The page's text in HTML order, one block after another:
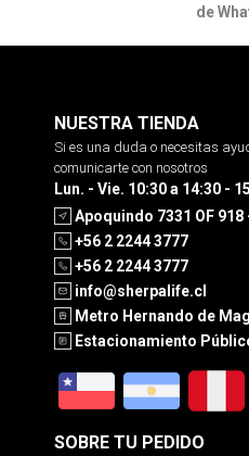
de
NUESTRA TIENDA
Si es una duda o necesitas
comunicarte con nosotros
Lun. - Vie. 10:30 a 14:30 -
Apoquindo 7331 OF 918
+56 2 2244 3777
+56 2 2244 3777
info@sherpalife.cl
Metro Hernando de
Estacionamiento
SOBRE TU PEDIDO